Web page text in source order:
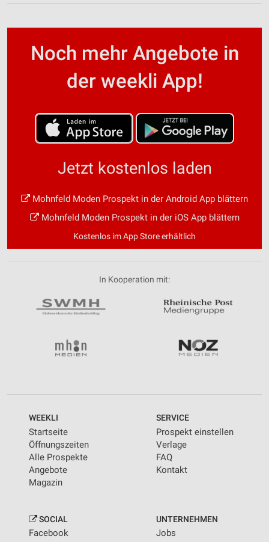
Noch mehr Angebote in
der weekli App!
Jetzt kostenlos laden
Mohnfeld Moden Prospekt in der Android App blättern
Mohnfeld Moden Prospekt in der iOS App blättern
Kostenlos im App Store erhältlich
In Kooperation mit:
WEEKLI
Startseite
Öffnungszeiten
Alle Prospekte
Angebote
Magazin
SERVICE
Prospekt einstellen
Verlage
FAQ
Kontakt
SOCIAL
Facebook
UNTERNEHMEN
Jobs